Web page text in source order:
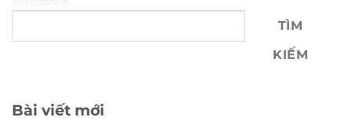
TÌM
KIẾM
Bài viết mới